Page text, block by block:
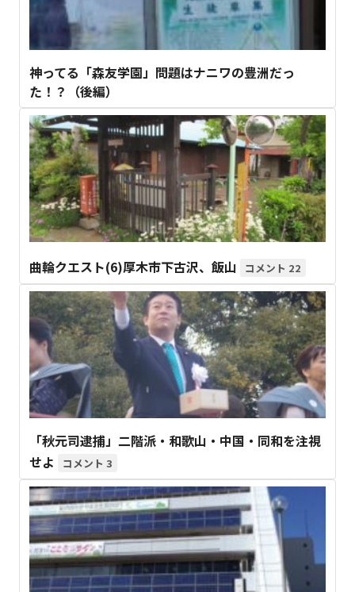
神ってる「森友学園」問題はナニワの豊洲だっ
た！？（後編）
曲輪クエスト(6)厚木市下古沢、飯山 22
「秋元司逮捕」二階派・和歌山・中国・同和を注視
せよ
3